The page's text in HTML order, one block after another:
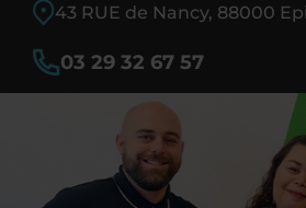
43 RUE de Nancy, 88000
03 29 32 67 57